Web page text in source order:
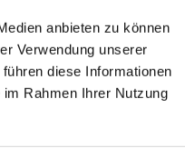
anbieten zu können
Verwendung unserer
diese Informationen
Rahmen Ihrer Nutzung